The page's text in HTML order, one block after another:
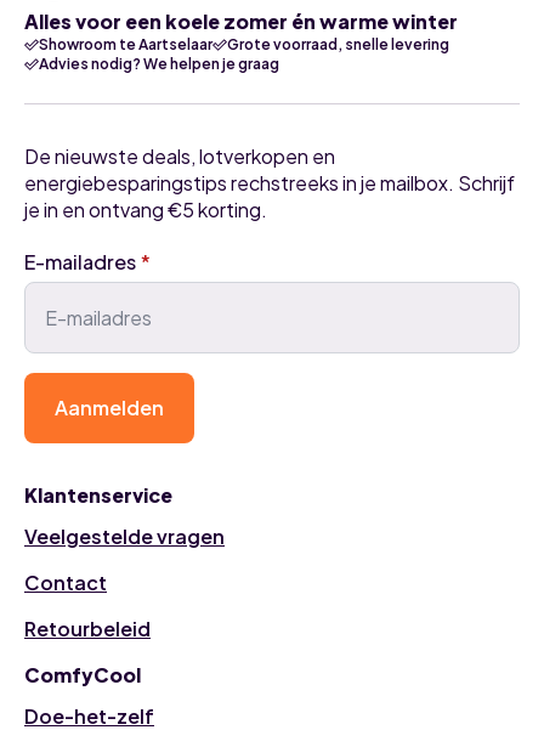
Alles voor een koele zomer én warme winter
Showroom te Aartselaar
Grote voorraad, snelle levering
Advies nodig? We helpen je graag
Klantenservice
Veelgestelde vragen
Contact
Retourbeleid
ComfyCool
Doe-het-zelf
De nieuwste deals, lotverkopen en
energiebesparingstips rechstreeks in je mailbox. Schrijf
je in en ontvang €5 korting.
E-mailadres*
Aanmelden